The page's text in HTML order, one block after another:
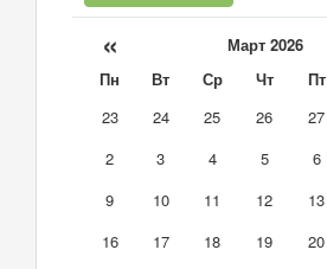
« Март 2026
Пн Вт Ср Чт Пт
23
24 25 26 27
2
3 4 5 6
9
10 11 12 13
16
17 18 19 20